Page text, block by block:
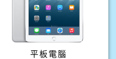
平板電腦